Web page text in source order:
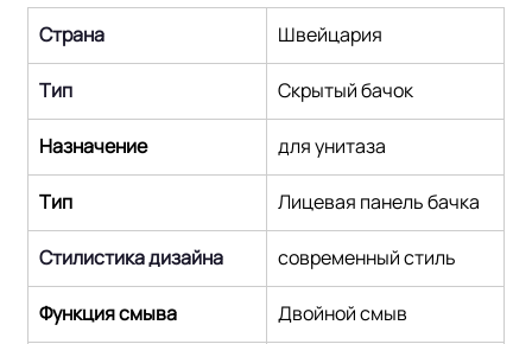
Страна Швейцария
Тип Скрытый бачок
Назначение для унитаза
Тип Лицевая панель бачка
Стилистика дизайна современный стиль
Функция смыва Двойной смыв